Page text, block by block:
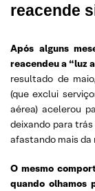
reacende
Após alguns
reacendeu a “luz
resultado de
(que exclui
aérea) acelerou
deixando para
afastando mais da
O mesmo
quando olhamos